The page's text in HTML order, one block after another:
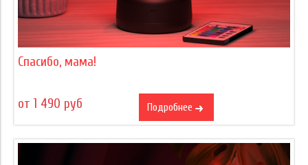
Спасибо, мама!
от 1 490 руб Подробнее